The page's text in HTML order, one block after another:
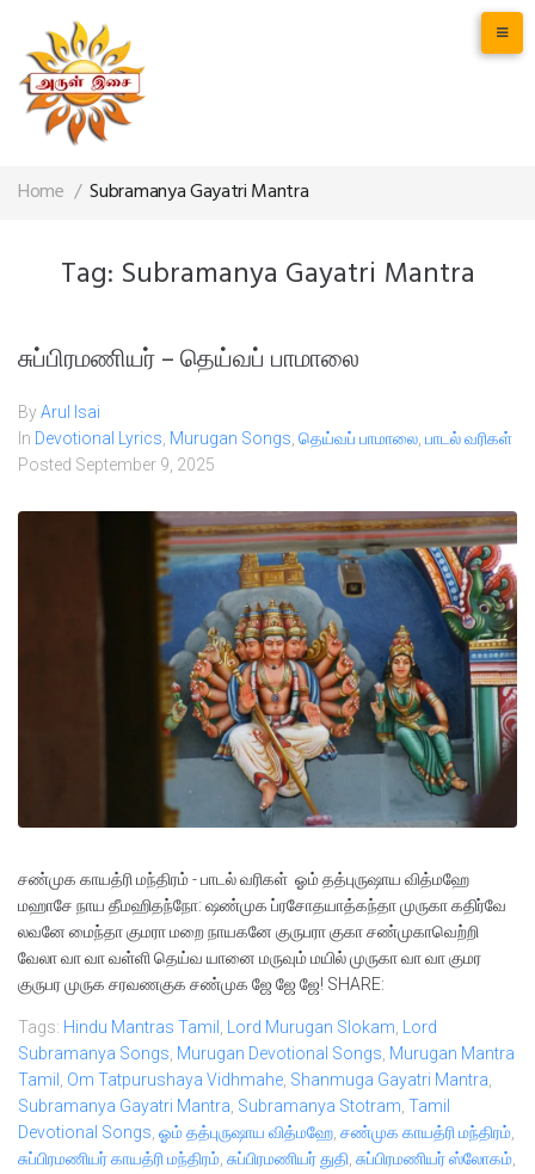
Home / Subramanya Gayatri Mantra
Tag: Subramanya Gayatri Mantra
சுப்பிரமணியர் – தெய்வப் பாமாலை
ByArul Isai
In Devotional Lyrics Murugan Songs தெய்வப் பாமாலை பாடல் வரிகள்
Posted September 9, 2025
சண்முக காயத்ரி மந்திரம் - பாடல் வரிகள் ஓம் தத்புருஷாய வித்மஹே
மஹாசே நாய தீமஹிதந்நோ: ஷண்முக ப்ரசோதயாத்கந்தா முருகா கதிர்வே
லவனே மைந்தா குமரா மறை நாயகனே குருபரா குகா சண்முகாவெற்றி
வேலா வா வா வள்ளி தெய்வ யானை மருவும் மயில் முருகா வா வா குமர
குருபர முருக சரவணகுக சண்முக ஜே ஜே ஜே! SHARE:
Tags: Hindu Mantras Tamil , Lord Murugan Slokam, Lord
Subramanya Songs, Murugan Devotional Songs, Murugan Mantra
Tamil , Om Tatpurushaya Vidhmahe, Shanmuga Gayatri Mantra,
Subramanya Gayatri Mantra, Subramanya Stotram, Tamil
Devotional Songs, ஓம் தத்புருஷாய வித்மஹே, சண்முக காயத்ரி மந்திரம்,
சுப்பிரமணியர் காயத்ரி மந்திரம், சுப்பிரமணியர் துதி, சுப்பிரமணியர் ஸ்லோகம்,